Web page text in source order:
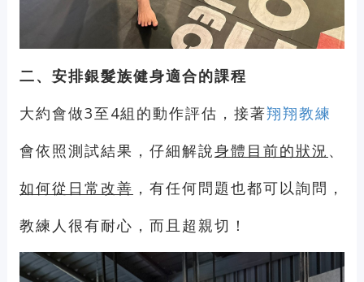
二、安排銀髮族健身適合的課程
大約會做3至4組的動作評估，接著翔翔教練
會依照測試結果，仔細解說身體目前的狀況 、
如何從日常改善 ，有任何問題也都可以詢問，
教練人很有耐心，而且超親切！